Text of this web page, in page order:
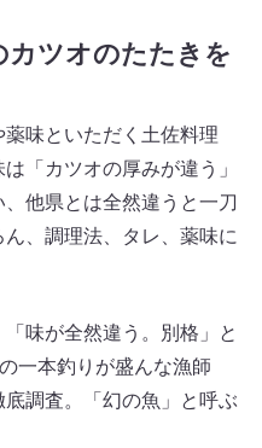
カツオのたたきを
味といただく土佐料理
「カツオの厚みが違う」
、他県とは全然違うと一刀
、調理法、タレ、薬味に
味が全然違う。別格」と
一本釣りが盛んな漁師
調査。「幻の魚」と呼ぶ